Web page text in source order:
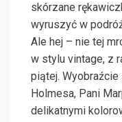
skórzane
wyruszyć w
Ale hej – nie tej
w stylu vintage, z
piątej.
Holmesa, Pani
delikatnymi